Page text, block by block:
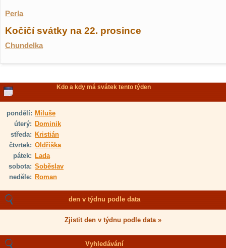
Perla
Kočičí svátky na 22. prosince
Chundelka
Kdo a kdy má svátek tento týden
pondělí: Miluše
úterý: Dominik
středa: Kristián
čtvrtek: Oldřiška
pátek: Lada
sobota: Soběslav
neděle: Roman
den v týdnu podle data
Zjistit den v týdnu podle data »
Vyhledávání